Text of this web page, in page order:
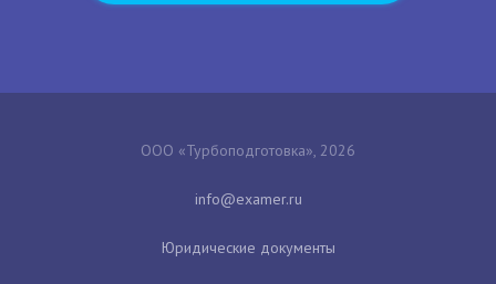
ООО «Турбоподготовка», 2026
Юридические документы